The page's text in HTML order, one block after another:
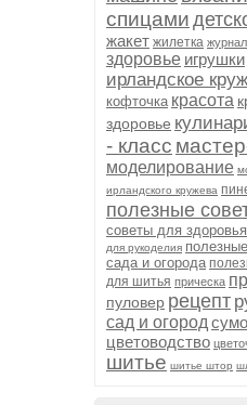
спицами
жакет жилетка
здоровье игрушки
ирландское
кофточка красота
здоровье
- класс
моделирование
ирландского кружева
полезные
советы для здоровья
для рукоделия
сада и огорода
для шитья прическа
пуловер рецепт
сад и огород
цветоводство
шитье шитье штор